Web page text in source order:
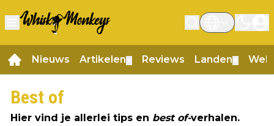
Nieuws Artikelen Reviews Landen
Best of
Hier vind je allerlei tips en best of-verhalen.